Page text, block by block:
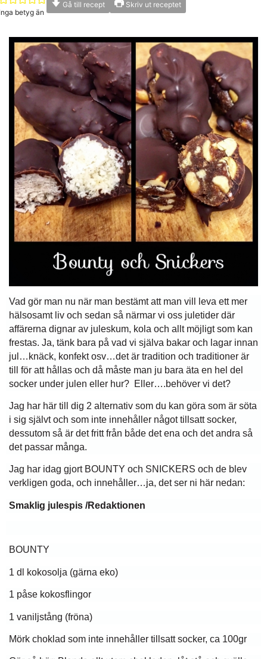
betyg än
Gå till recept Skriv ut receptet
Vad gör man nu när man bestämt att man vill leva ett mer
hälsosamt liv och sedan så närmar vi oss juletider där
affärerna dignar av juleskum, kola och allt möjligt som kan
frestas. Ja, tänk bara på vad vi själva bakar och lagar innan
jul…knäck, konfekt osv…det är tradition och traditioner är
till för att hållas och då måste man ju bara äta en hel del
socker under julen eller hur? Eller….behöver vi det?
Jag har här till dig 2 alternativ som du kan göra som är söta
i sig självt och som inte innehåller något tillsatt socker,
dessutom så är det fritt från både det ena och det andra så
det passar många.
Jag har idag gjort BOUNTY och SNICKERS och de blev
verkligen goda, och innehåller…ja, det ser ni här nedan:
Smaklig julespis /Redaktionen
BOUNTY
1 dl kokosolja (gärna eko)
1 påse kokosflingor
1 vaniljstång (fröna)
Mörk choklad som inte innehåller tillsatt socker, ca 100gr